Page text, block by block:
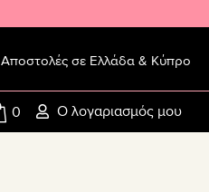
Αποστολές σε Ελλάδα & Κύπρο
Ο λογαριασμός μου
0